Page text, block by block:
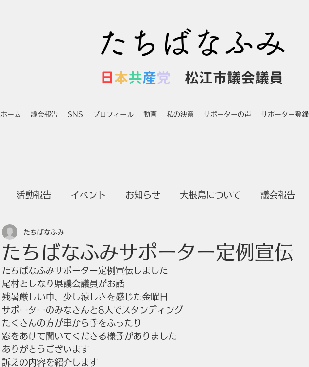
たちばなふみ
日本共産党 松江市議会議員
ホーム 議会報告 SNS プロフィール 動画 私の決意 サポーターの声 サポーター登録
活動報告 イベント お知らせ 大根島について 議会報告
たちばなふみサポーター定例宣伝
たちばなふみ
たちばなふみサポーター定例宣伝しました
尾村としなり県議会議員がお話
残暑厳しい中、少し涼しさを感じた金曜日
サポーターのみなさんと8人でスタンディング
たくさんの方が車から手をふったり
窓をあけて聞いてくださる様子がありました
ありがとうございます
訴えの内容を紹介します